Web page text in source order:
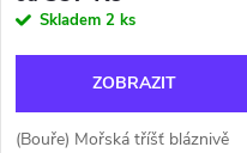
Skladem 2 ks
ZOBRAZIT
(Bouře) Mořská tříšť bláznivě